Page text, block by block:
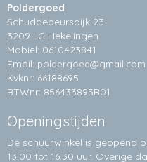
Poldergoed
Schuddebeursdijk 23
3209 LG Hekelingen
Mobiel: 0610423841
Email: poldergoed@gmail.com
Kvknr: 66188695
BTWnr: 856433895B01
Openingstijden
De schuurwinkel is geopend
13.00 tot 16.30 uur. Overige